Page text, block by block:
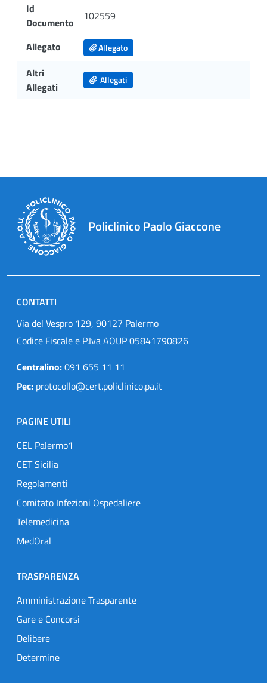
Id
Documento
102559
Allegato Allegato
Altri
Allegati
Allegati
Policlinico Paolo Giaccone
CONTATTI
Via del Vespro 129, 90127 Palermo
Codice Fiscale e P.Iva AOUP 05841790826
Centralino:091 655 11 11
Pec: protocollo@cert.policlinico.pa.it
PAGINE UTILI
CEL Palermo1
CET Sicilia
Regolamenti
Comitato Infezioni Ospedaliere
Telemedicina
MedOral
TRASPARENZA
Amministrazione Trasparente
Gare e Concorsi
Delibere
Determine